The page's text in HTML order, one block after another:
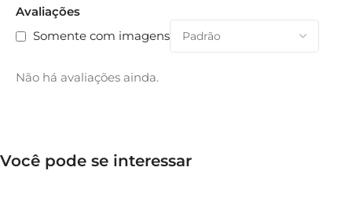
Avaliações
Somente com imagens
Não há avaliações ainda.
Você pode se interessar